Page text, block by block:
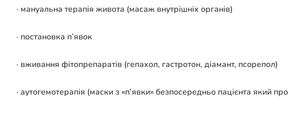
· мануальна терапія живота (масаж внутрішніх органів)
· постановка п’явок
· вживання фітопрепаратів (гепахол, гастротон, діамант, псорепол)
· аутогемотерапія (маски з «п’явки» безпосередньо пацієнта який